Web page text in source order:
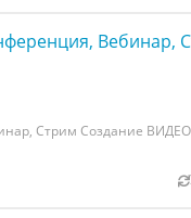
Вебинар,
Стрим Создание